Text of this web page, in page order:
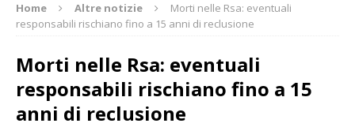
Home Altre notizie
Morti nelle Rsa: eventuali
responsabili rischiano fino a 15 anni di reclusione
Morti nelle Rsa: eventuali
responsabili rischiano fino a 15
anni di reclusione